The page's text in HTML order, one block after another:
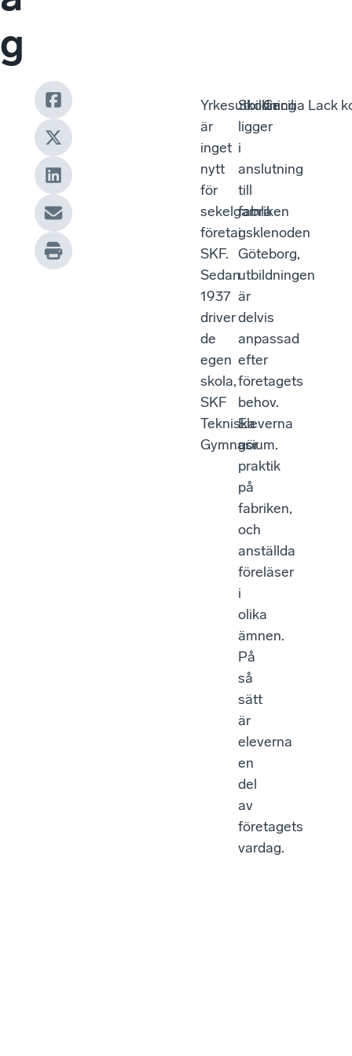
g
Yrkesutbildning
är
inget
nytt
för
sekelgamla
företagsklenoden
SKF.
Sedan
1937
driver
de
egen
skola,
SKF
Tekniska
Gymnasium.
Skolan
ligger
i
anslutning
till
fabriken
i
Göteborg,
utbildningen
är
delvis
anpassad
efter
företagets
behov.
Eleverna
gör
praktik
på
fabriken,
och
anställda
föreläser
i
olika
ämnen.
På
så
sätt
är
eleverna
en
del
av
företagets
vardag.
Cecilia Lack